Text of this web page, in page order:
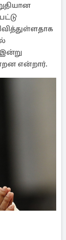
என்றார்.